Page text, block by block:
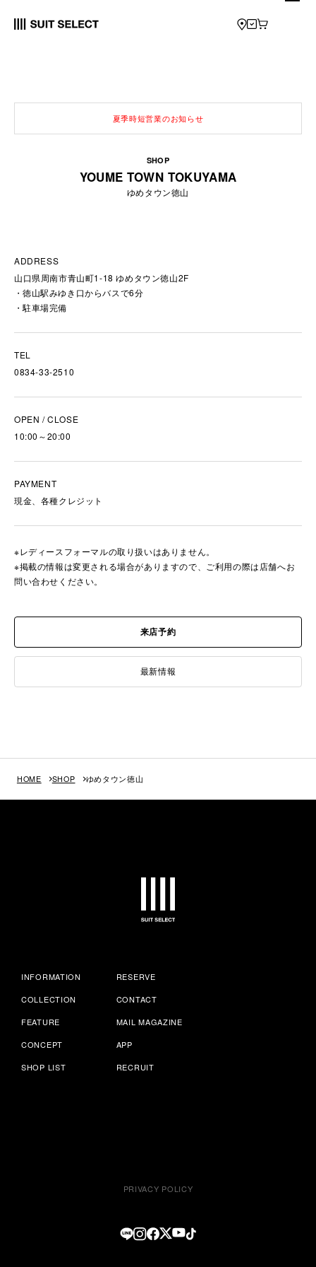
夏季時短営業のお知らせ
SHOP
YOUME TOWN TOKUYAMA
ゆめタウン徳山
ADDRESS
山口県周南市青山町1-18 ゆめタウン徳山2F
徳山駅みゆき口からバスで6分
駐車場完備
TEL
0834-33-2510
OPEN / CLOSE
10:00～20:00
PAYMENT
現金、各種クレジット
※レディースフォーマルの取り扱いはありません。
※掲載の情報は変更される場合がありますので、ご利用の際は店舗へお
問い合わせください。
来店予約
最新情報
HOME SHOP ゆめタウン徳山
INFORMATION
COLLECTION
FEATURE
CONCEPT
SHOP LIST
RESERVE
CONTACT
MAIL MAGAZINE
APP
RECRUIT
PRIVACY POLICY